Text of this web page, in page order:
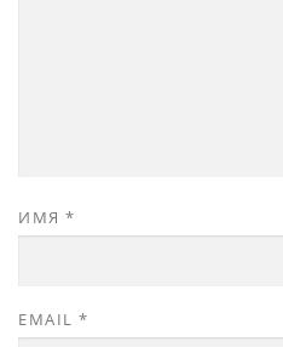
ИМЯ *
EMAIL *